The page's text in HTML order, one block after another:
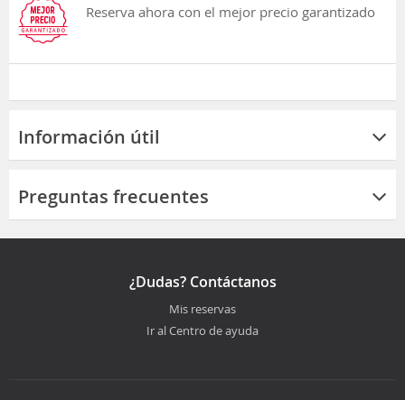
Reserva ahora con el mejor precio garantizado
Información útil
Preguntas frecuentes
¿Dudas? Contáctanos
Mis reservas
Ir al Centro de ayuda